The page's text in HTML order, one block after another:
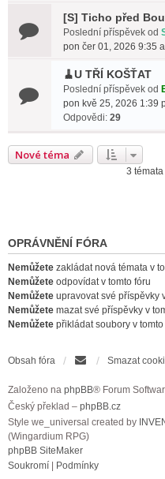
[S] Ticho před
Poslední příspěvek od
pon čer 01, 2026 9:35
🧹U TŘÍ KOŠŤAT
Poslední příspěvek od
pon kvě 25, 2026 1:39
Odpovědi: 29
Nové téma
3 témata
OPRÁVNĚNÍ FÓRA
Nemůžete zakládat nová témata v
Nemůžete odpovídat v tomto fóru
Nemůžete upravovat své příspěvky
Nemůžete mazat své příspěvky v
Nemůžete přikládat soubory v tomto
Obsah fóra Smazat
Založeno na phpBB® Forum
Český překlad – phpBB.cz
Style we_universal created by
(Wingardium RPG)
phpBB SiteMaker
Soukromí
Podmínky